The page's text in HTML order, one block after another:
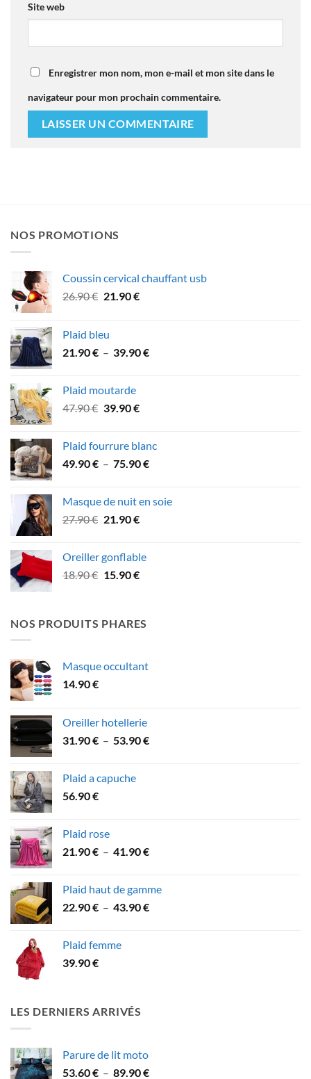
Site web
Enregistrer mon nom, mon e-mail et mon site dans le
navigateur pour mon prochain commentaire.
NOS PROMOTIONS
Coussin cervical chauffant usb
26.90€ Le
était :
26.90 €.
21.90€Le
21.90 €.
Plaid bleu
21.90€ – 39.90€Plage
Plaid moutarde
47.90€ Le
était :
47.90 €.
39.90€Le
est :
39.90 €.
Plaid fourrure blanc
49.90€ – 75.90€Plage
49.90 €
Masque de nuit en soie
27.90€ Le
était :
27.90 €.
21.90€Le
est :
21.90 €.
Oreiller gonflable
18.90€ Le
était :
18.90 €.
15.90€Le
est :
15.90 €.
NOS PRODUITS PHARES
Masque occultant
14.90€
Oreiller hotellerie
31.90€ – 53.90€Plage
Plaid a capuche
56.90€
Plaid rose
21.90€ – 41.90€Plage
21.90 €
à
Plaid haut de gamme
22.90€ – 43.90€Plage
Plaid femme
39.90€
LES DERNIERS ARRIVÉS
Parure de lit moto
53.60€ – 89.90€Plage